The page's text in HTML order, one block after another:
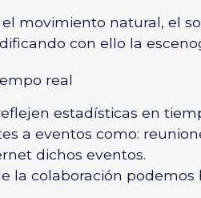
movimiento natural, el
con ello la
real
estadísticas en
a eventos como:
dichos eventos.
la colaboración podemos